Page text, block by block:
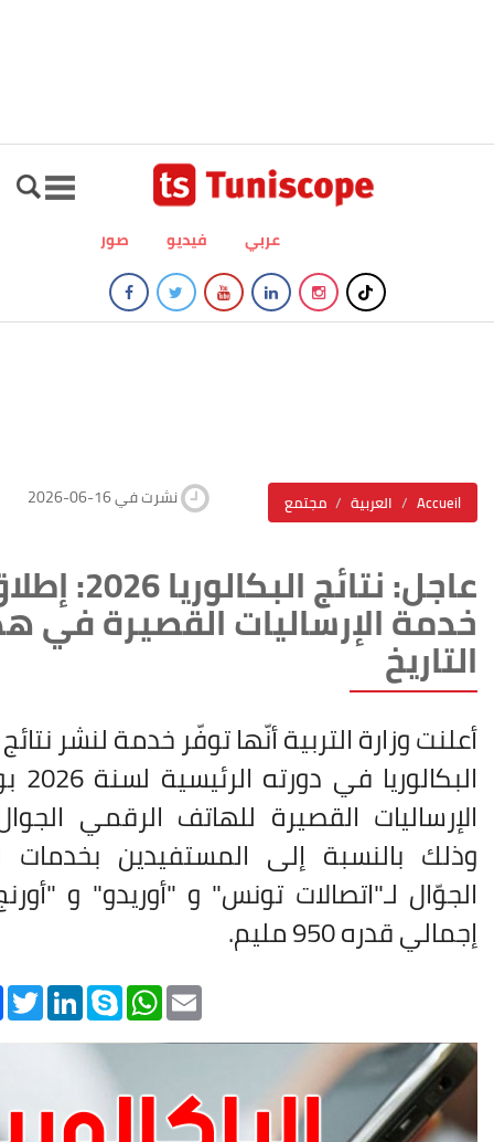
صور فيديو عربي
مجتمع العربية Accueil 2026-06-16 نشرت في
عاجل: نتائج البكالوريا
خدمة الإرساليات القصيرة في
التاريخ
أعلنت وزارة التربية أنّها توفّر خدمة لنشر
الإرساليات القصيرة للهاتف الرقمي
وذلك بالنسبة إلى المستفيدين بخدمات
الجوّال لـ"اتصالات تونس" و "أوريدو" و
إجمالي قدره 950 مليم .
LinkedInSkype
WhatsAppEmail